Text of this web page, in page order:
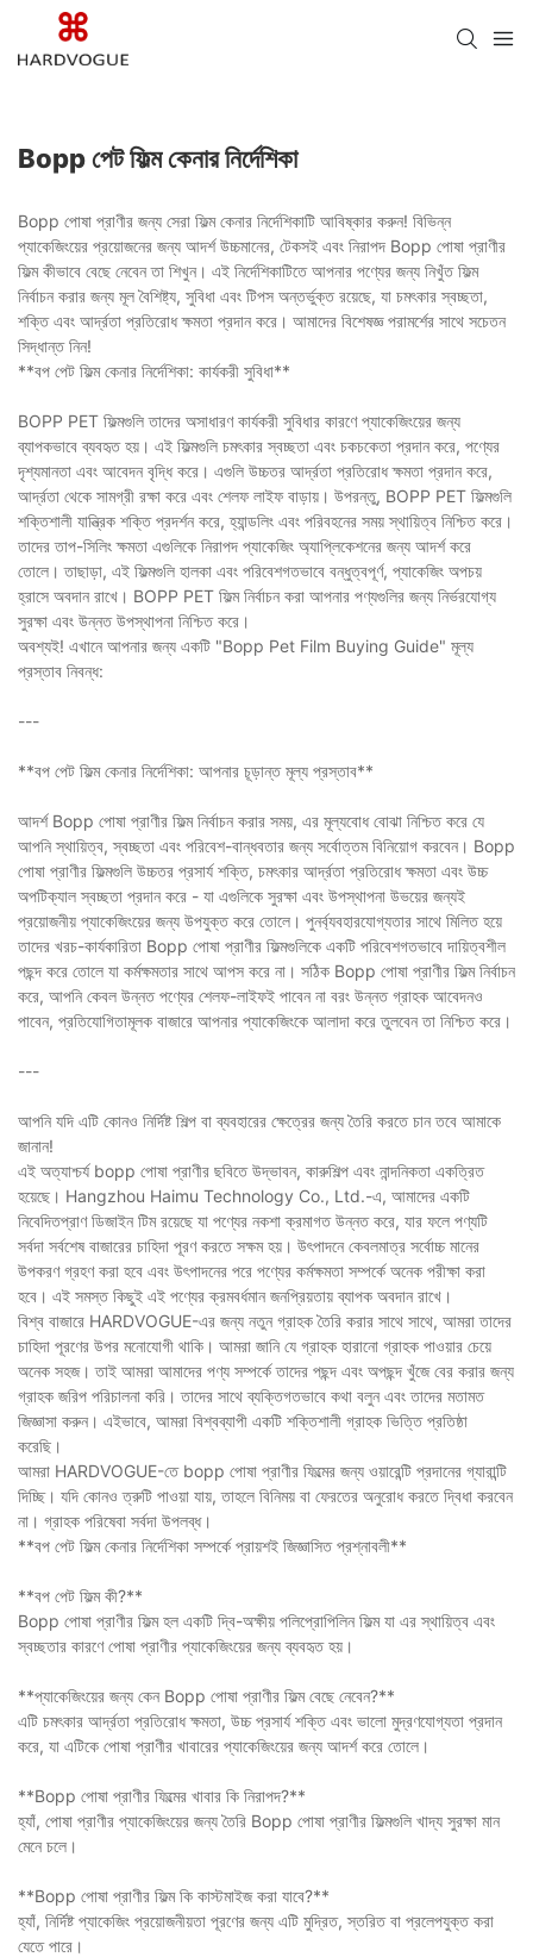
Bopp পেট ফিল্ম কেনার নির্দেশিকা
Bopp পোষা প্রাণীর জন্য সেরা ফিল্ম কেনার নির্দেশিকাটি আবিষ্কার করুন! বিভিন্ন
প্যাকেজিংয়ের প্রয়োজনের জন্য আদর্শ উচ্চমানের, টেকসই এবং নিরাপদ Bopp পোষা প্রাণীর
ফিল্ম কীভাবে বেছে নেবেন তা শিখুন। এই নির্দেশিকাটিতে আপনার পণ্যের জন্য নিখুঁত ফিল্ম
নির্বাচন করার জন্য মূল বৈশিষ্ট্য, সুবিধা এবং টিপস অন্তর্ভুক্ত রয়েছে, যা চমৎকার স্বচ্ছতা,
শক্তি এবং আর্দ্রতা প্রতিরোধ ক্ষমতা প্রদান করে। আমাদের বিশেষজ্ঞ পরামর্শের সাথে সচেতন
সিদ্ধান্ত নিন!
**বপ পেট ফিল্ম কেনার নির্দেশিকা: কার্যকরী সুবিধা**
BOPP PET ফিল্মগুলি তাদের অসাধারণ কার্যকরী সুবিধার কারণে প্যাকেজিংয়ের জন্য
ব্যাপকভাবে ব্যবহৃত হয়। এই ফিল্মগুলি চমৎকার স্বচ্ছতা এবং চকচকেতা প্রদান করে, পণ্যের
দৃশ্যমানতা এবং আবেদন বৃদ্ধি করে। এগুলি উচ্চতর আর্দ্রতা প্রতিরোধ ক্ষমতা প্রদান করে,
আর্দ্রতা থেকে সামগ্রী রক্ষা করে এবং শেলফ লাইফ বাড়ায়। উপরন্তু, BOPP PET ফিল্মগুলি
শক্তিশালী যান্ত্রিক শক্তি প্রদর্শন করে, হ্যান্ডলিং এবং পরিবহনের সময় স্থায়িত্ব নিশ্চিত করে।
তাদের তাপ-সিলিং ক্ষমতা এগুলিকে নিরাপদ প্যাকেজিং অ্যাপ্লিকেশনের জন্য আদর্শ করে
তোলে। তাছাড়া, এই ফিল্মগুলি হালকা এবং পরিবেশগতভাবে বন্ধুত্বপূর্ণ, প্যাকেজিং অপচয়
হ্রাসে অবদান রাখে। BOPP PET ফিল্ম নির্বাচন করা আপনার পণ্যগুলির জন্য নির্ভরযোগ্য
সুরক্ষা এবং উন্নত উপস্থাপনা নিশ্চিত করে।
অবশ্যই! এখানে আপনার জন্য একটি "Bopp Pet Film Buying Guide" মূল্য
প্রস্তাব নিবন্ধ:
---
**বপ পেট ফিল্ম কেনার নির্দেশিকা: আপনার চূড়ান্ত মূল্য প্রস্তাব**
আদর্শ Bopp পোষা প্রাণীর ফিল্ম নির্বাচন করার সময়, এর মূল্যবোধ বোঝা নিশ্চিত করে যে
আপনি স্থায়িত্ব, স্বচ্ছতা এবং পরিবেশ-বান্ধবতার জন্য সর্বোত্তম বিনিয়োগ করবেন। Bopp
পোষা প্রাণীর ফিল্মগুলি উচ্চতর প্রসার্য শক্তি, চমৎকার আর্দ্রতা প্রতিরোধ ক্ষমতা এবং উচ্চ
অপটিক্যাল স্বচ্ছতা প্রদান করে - যা এগুলিকে সুরক্ষা এবং উপস্থাপনা উভয়ের জন্যই
প্রয়োজনীয় প্যাকেজিংয়ের জন্য উপযুক্ত করে তোলে। পুনর্ব্যবহারযোগ্যতার সাথে মিলিত হয়ে
তাদের খরচ-কার্যকারিতা Bopp পোষা প্রাণীর ফিল্মগুলিকে একটি পরিবেশগতভাবে দায়িত্বশীল
পছন্দ করে তোলে যা কর্মক্ষমতার সাথে আপস করে না। সঠিক Bopp পোষা প্রাণীর ফিল্ম নির্বাচন
করে, আপনি কেবল উন্নত পণ্যের শেলফ-লাইফই পাবেন না বরং উন্নত গ্রাহক আবেদনও
পাবেন, প্রতিযোগিতামূলক বাজারে আপনার প্যাকেজিংকে আলাদা করে তুলবেন তা নিশ্চিত করে।
---
আপনি যদি এটি কোনও নির্দিষ্ট শিল্প বা ব্যবহারের ক্ষেত্রের জন্য তৈরি করতে চান তবে আমাকে
জানান!
এই অত্যাশ্চর্য bopp পোষা প্রাণীর ছবিতে উদ্ভাবন, কারুশিল্প এবং নান্দনিকতা একত্রিত
হয়েছে। Hangzhou Haimu Technology Co., Ltd.-এ, আমাদের একটি
নিবেদিতপ্রাণ ডিজাইন টিম রয়েছে যা পণ্যের নকশা ক্রমাগত উন্নত করে, যার ফলে পণ্যটি
সর্বদা সর্বশেষ বাজারের চাহিদা পূরণ করতে সক্ষম হয়। উৎপাদনে কেবলমাত্র সর্বোচ্চ মানের
উপকরণ গ্রহণ করা হবে এবং উৎপাদনের পরে পণ্যের কর্মক্ষমতা সম্পর্কে অনেক পরীক্ষা করা
হবে। এই সমস্ত কিছুই এই পণ্যের ক্রমবর্ধমান জনপ্রিয়তায় ব্যাপক অবদান রাখে।
বিশ্ব বাজারে HARDVOGUE-এর জন্য নতুন গ্রাহক তৈরি করার সাথে সাথে, আমরা তাদের
চাহিদা পূরণের উপর মনোযোগী থাকি। আমরা জানি যে গ্রাহক হারানো গ্রাহক পাওয়ার চেয়ে
অনেক সহজ। তাই আমরা আমাদের পণ্য সম্পর্কে তাদের পছন্দ এবং অপছন্দ খুঁজে বের করার জন্য
গ্রাহক জরিপ পরিচালনা করি। তাদের সাথে ব্যক্তিগতভাবে কথা বলুন এবং তাদের মতামত
জিজ্ঞাসা করুন। এইভাবে, আমরা বিশ্বব্যাপী একটি শক্তিশালী গ্রাহক ভিত্তি প্রতিষ্ঠা
করেছি।
আমরা HARDVOGUE-তে bopp পোষা প্রাণীর ফিল্মের জন্য ওয়ারেন্টি প্রদানের গ্যারান্টি
দিচ্ছি। যদি কোনও ত্রুটি পাওয়া যায়, তাহলে বিনিময় বা ফেরতের অনুরোধ করতে দ্বিধা করবেন
না। গ্রাহক পরিষেবা সর্বদা উপলব্ধ।
**বপ পেট ফিল্ম কেনার নির্দেশিকা সম্পর্কে প্রায়শই জিজ্ঞাসিত প্রশ্নাবলী**
**বপ পেট ফিল্ম কী?**
Bopp পোষা প্রাণীর ফিল্ম হল একটি দ্বি-অক্ষীয় পলিপ্রোপিলিন ফিল্ম যা এর স্থায়িত্ব এবং
স্বচ্ছতার কারণে পোষা প্রাণীর প্যাকেজিংয়ের জন্য ব্যবহৃত হয়।
**প্যাকেজিংয়ের জন্য কেন Bopp পোষা প্রাণীর ফিল্ম বেছে নেবেন?**
এটি চমৎকার আর্দ্রতা প্রতিরোধ ক্ষমতা, উচ্চ প্রসার্য শক্তি এবং ভালো মুদ্রণযোগ্যতা প্রদান
করে, যা এটিকে পোষা প্রাণীর খাবারের প্যাকেজিংয়ের জন্য আদর্শ করে তোলে।
**Bopp পোষা প্রাণীর ফিল্মের খাবার কি নিরাপদ?**
হ্যাঁ, পোষা প্রাণীর প্যাকেজিংয়ের জন্য তৈরি Bopp পোষা প্রাণীর ফিল্মগুলি খাদ্য সুরক্ষা মান
মেনে চলে।
**Bopp পোষা প্রাণীর ফিল্ম কি কাস্টমাইজ করা যাবে?**
হ্যাঁ, নির্দিষ্ট প্যাকেজিং প্রয়োজনীয়তা পূরণের জন্য এটি মুদ্রিত, স্তরিত বা প্রলেপযুক্ত করা
যেতে পারে।